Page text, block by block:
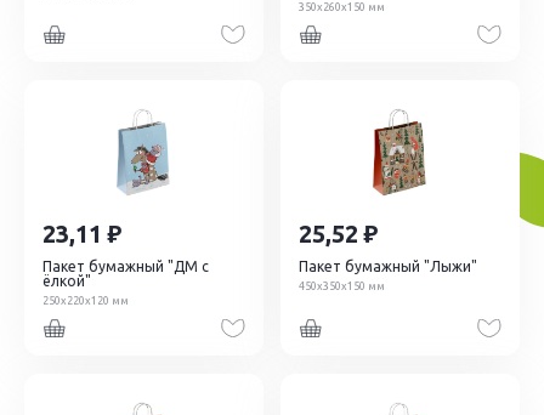
350х260х150 мм
23,11
Пакет бумажный "ДМ с
ёлкой"
250х220х120 мм
25,52
Пакет бумажный "Лыжи"
450х350х150 мм